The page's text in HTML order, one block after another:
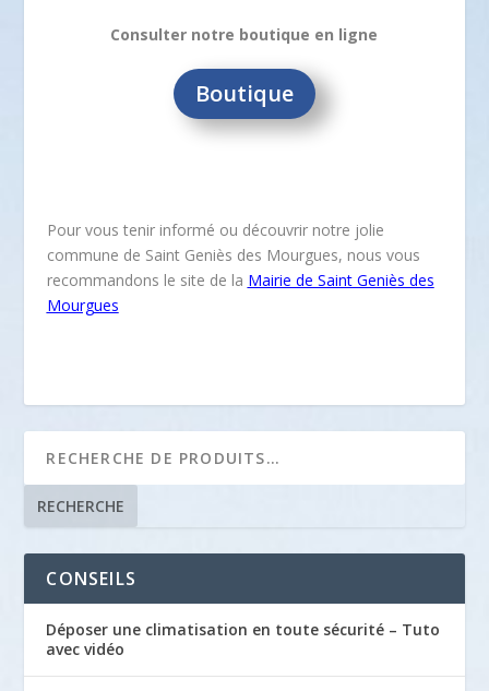
Consulter notre boutique en ligne
Boutique
Pour vous tenir informé ou découvrir notre jolie
commune de Saint Geniès des Mourgues, nous vous
recommandons le site de la Mairie de Saint Geniès des
Mourgues
RECHERCHE
CONSEILS
Déposer une climatisation en toute sécurité – Tuto
avec vidéo